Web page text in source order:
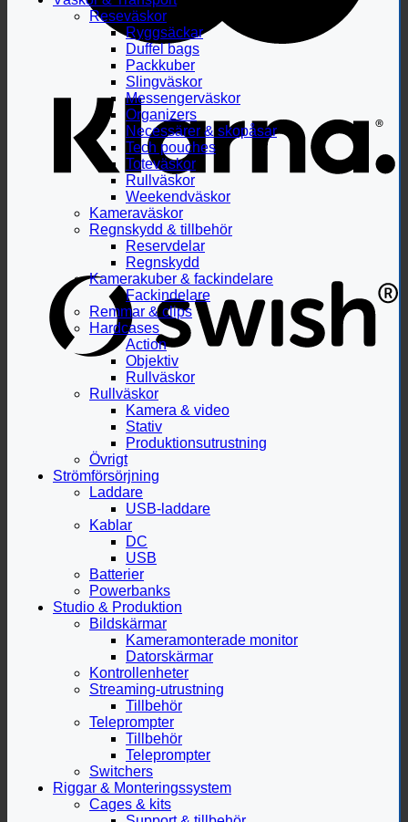
Reseväskor
Ryggsäckar
Duffel bags
Packkuber
Slingväskor
Messengerväskor
Organizers
Necessärer & skopåsar
Tech pouches
Toteväskor
Rullväskor
Weekendväskor
Kameraväskor
Regnskydd & tillbehör
Reservdelar
Regnskydd
Kamerakuber & fackindelare
Fackindelare
Remmar & clips
Hardcases
Action
Objektiv
Rullväskor
Rullväskor
Kamera & video
Stativ
Produktionsutrustning
Övrigt
Strömförsörjning
Laddare
USB-laddare
Kablar
DC
USB
Batterier
Powerbanks
Studio & Produktion
Bildskärmar
Kameramonterade monitor
Datorskärmar
Kontrollenheter
Streaming-utrustning
Tillbehör
Teleprompter
Tillbehör
Teleprompter
Switchers
Riggar & Monteringssystem
Cages & kits